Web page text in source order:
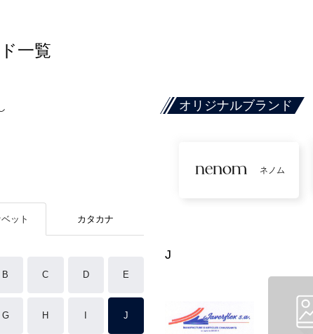
一覧
ット カタカナ
B C D E
G H J
オリジナルブランド
ネノム
J